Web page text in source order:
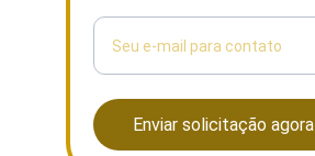
Enviar solicitação agora